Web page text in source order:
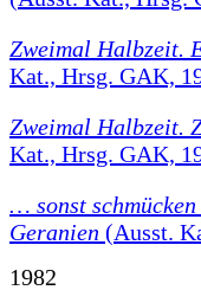
Zweimal Halbzeit.
Kat., Hrsg. GAK,
Zweimal Halbzeit.
Kat., Hrsg. GAK,
… sonst
Geranien (Ausst.
1982